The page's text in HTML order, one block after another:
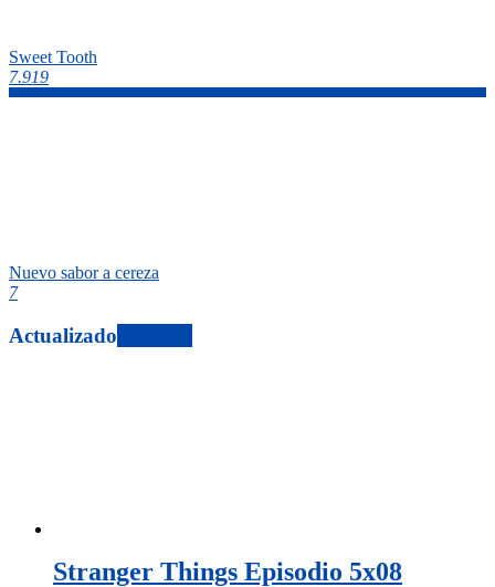
Sweet Tooth
7.919
Nuevo sabor a cereza
7
Actualizado
Stranger Things Episodio 5x08